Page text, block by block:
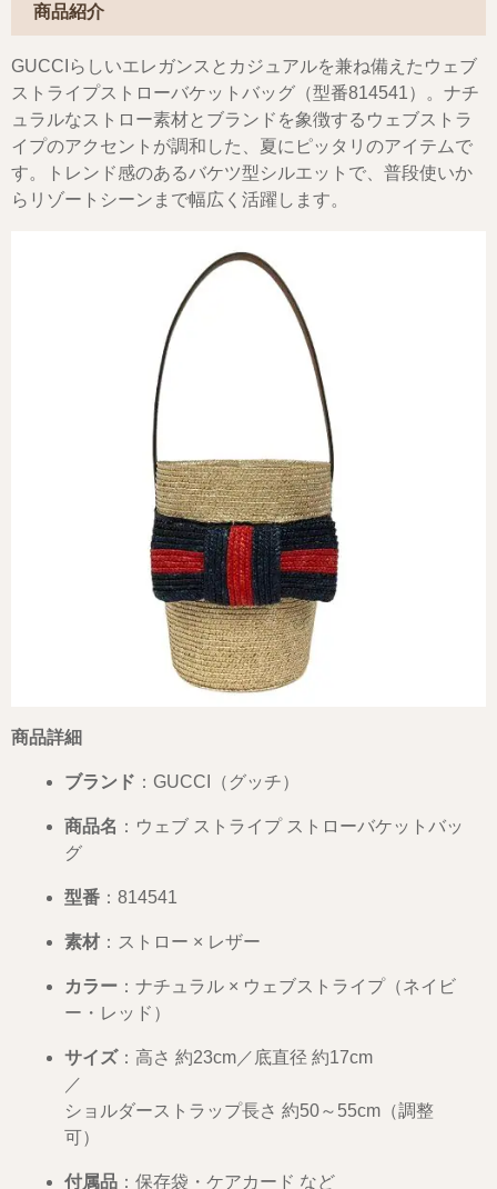
商品紹介
GUCCIらしいエレガンスとカジュアルを兼ね備えたウェブ
ストライプストローバケットバッグ（型番814541）。ナチ
ュラルなストロー素材とブランドを象徴するウェブストラ
イプのアクセントが調和した、夏にピッタリのアイテムで
す。トレンド感のあるバケツ型シルエットで、普段使いか
らリゾートシーンまで幅広く活躍します。
商品詳細
ブランド ：GUCCI（グッチ）
商品名 ：ウェブ ストライプ ストローバケットバッ
グ
型番 ：814541
素材 ：ストロー × レザー
カラー ：ナチュラル × ウェブストライプ（ネイビ
ー・レッド）
サイズ：高さ 約23cm／底直径 約17cm
ショルダーストラップ長さ 約50～55cm（調整
可）
付属品 ：保存袋・ケアカード など